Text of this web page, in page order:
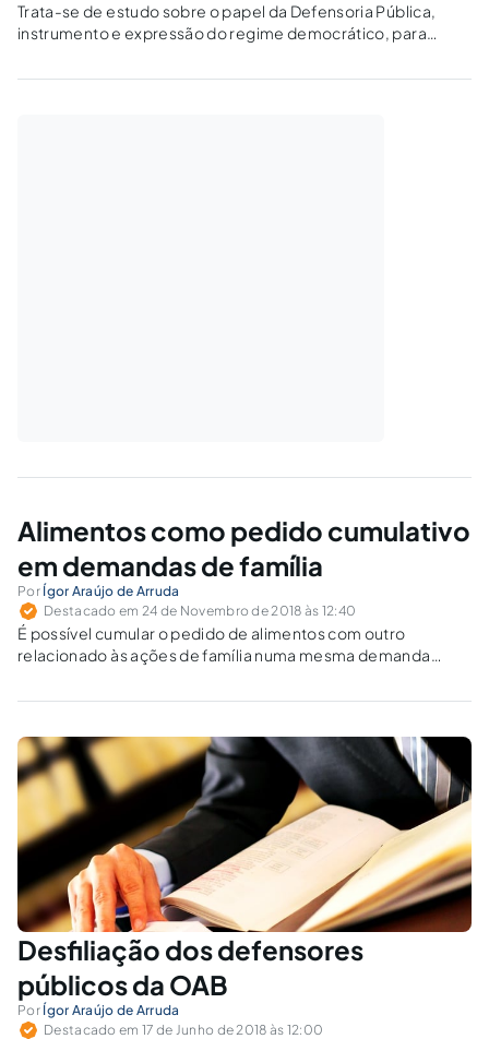
Trata-se de estudo sobre o papel da Defensoria Pública,
instrumento e expressão do regime democrático, para
coisas de cólera social, de modo preventivo, educativo,
Alimentos como pedido cumulativo
em demandas de família
Por Ígor Araújo de Arruda
Destacado em 24 de Novembro de 2018 às 12:40
É possível cumular o pedido de alimentos com outro
relacionado às ações de família numa mesma demanda
Desfiliação dos defensores
públicos da OAB
Por Ígor Araújo de Arruda
Destacado em 17 de Junho de 2018 às 12:00